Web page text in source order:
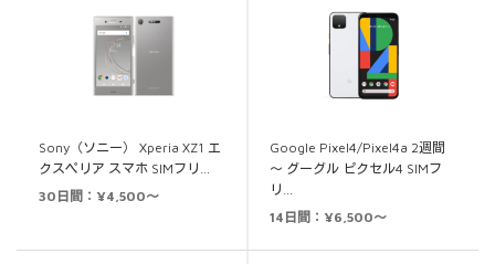
Sony（ソニー） Xperia XZ1 エ
クスペリア スマホ SIMフリ…
30日間：¥4,500～
Google Pixel4/Pixel4a 2週間
～ グーグル ピクセル4 SIMフ
リ…
14日間：¥6,500～